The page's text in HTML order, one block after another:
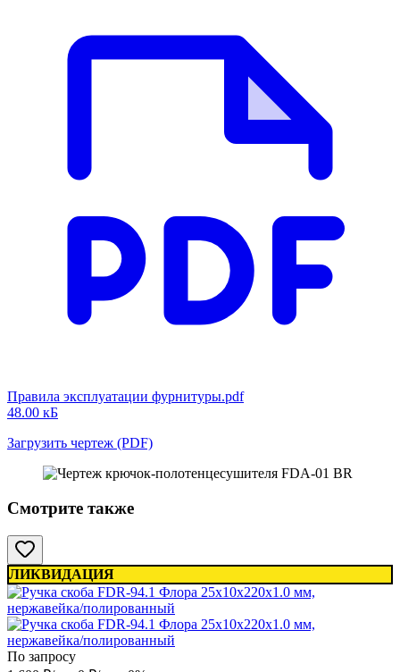
Правила эксплуатации фурнитуры.pdf
48.00 кБ
Загрузить чертеж (PDF)
Смотрите также
ЛИКВИДАЦИЯ
По запросу